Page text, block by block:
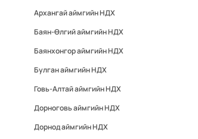
Архангай аймгийн НДХ
Баян-Өлгий аймгийн НДХ
Баянхонгор аймгийн НДХ
Булган аймгийн НДХ
Говь-Алтай аймгийн НДХ
Дорноговь аймгийн НДХ
Дорнод аймгийн НДХ